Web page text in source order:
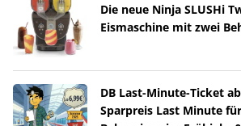
Die neue Ninja SLUSHi
Eismaschine mit zwei
DB Last-Minute-Ticket
Sparpreis Last Minute